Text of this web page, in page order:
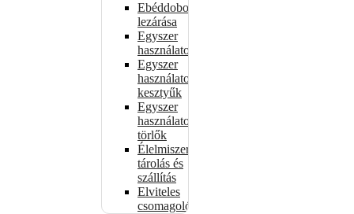
Ebéddobozok
lezárása
Egyszer
használatos
Egyszer
használatos
kesztyűk
Egyszer
használatos
törlők
Élelmiszer-
tárolás és
szállítás
Elviteles
csomagolóanyagok